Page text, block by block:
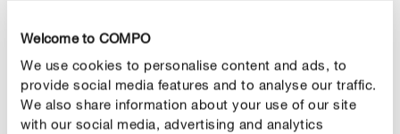
Welcome to COMPO
We use cookies to personalise content and ads, to
provide social media features and to analyse our traffic.
We also share information about your use of our site
with our social media, advertising and analytics
Le potager n’est pas en reste pour accueillir de
merveilleuses plantes grimpantes. Lescourges
décoratives, petits pois, concombres ou capucines
tubéreuses, des plantes sarmenteuses, sont également